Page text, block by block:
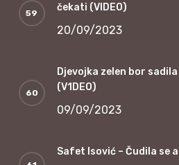
čekati (VIDEO)
20/09/2023
Djevojka zelen bor
(V1DEO)
09/09/2023
Safet Isović – Čudila se